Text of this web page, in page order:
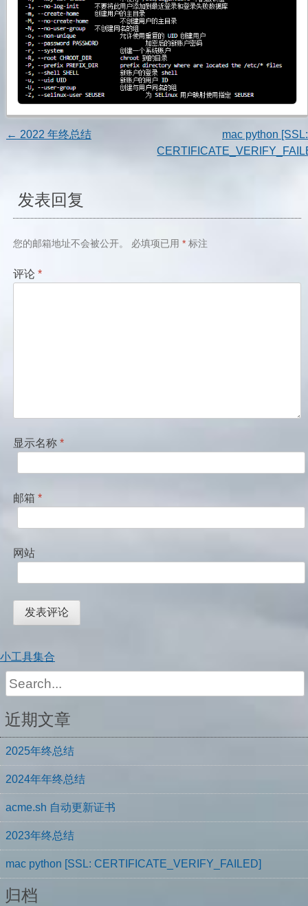
文
导
航
← 2022 年终总结
mac python [SSL:
发表回复
您的邮箱地址不会被公开。 必填项已用 *标注
评论 *
显示名称 *
邮箱 *
网站
小工具集合
Search
for:
近期文章
2025年终总结
2024年年终总结
acme.sh 自动更新证书
2023年终总结
mac python [SSL: CERTIFICATE_VERIFY_FAILED]
归档